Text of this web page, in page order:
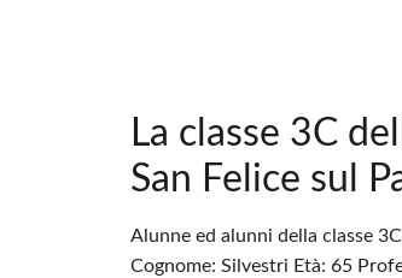
La classe 3C
San Felice sul
Alunne ed alunni della classe
Cognome: Silvestri Età: 65